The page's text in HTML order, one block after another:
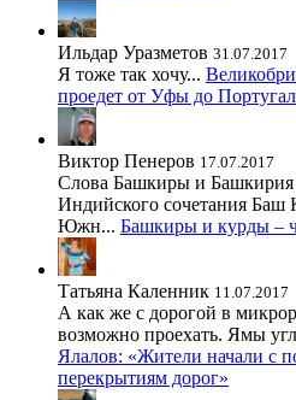
Ильдар Уразметов 31.07.2017
Я тоже так хочу...
проедет от Уфы до
Виктор Пенеров 17.07.2017
Слова Башкиры и Башкирия
Индийского сочетания
Южн... Башкиры и курды –
Татьяна Каленник 11.07.2017
А как же с дорогой в
возможно проехать. Ямы
Ялалов: «Жители начали с
перекрытиям дорог»